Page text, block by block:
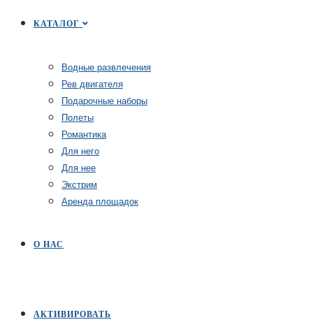
КАТАЛОГ
Водные развлечения
Рев двигателя
Подарочные наборы
Полеты
Романтика
Для него
Для нее
Экстрим
Аренда площадок
О НАС
АКТИВИРОВАТЬ